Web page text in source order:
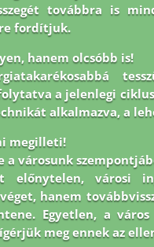
továbbra is
fordítjuk.
hanem olcsóbb is!
a jelenlegi
alkalmazva, a
megilleti!
a városunk
előnytelen, városi
hanem
Egyetlen, a város
meg ennek az